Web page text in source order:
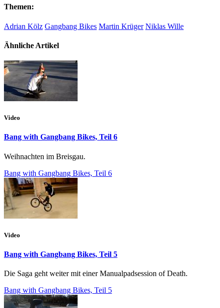
Themen:
Adrian Kölz Gangbang Bikes Martin Krüger Niklas Wille
Ähnliche Artikel
Video
Bang with Gangbang Bikes, Teil 6
Weihnachten im Breisgau.
Bang with Gangbang Bikes, Teil 6
Video
Bang with Gangbang Bikes, Teil 5
Die Saga geht weiter mit einer Manualpadsession of Death.
Bang with Gangbang Bikes, Teil 5